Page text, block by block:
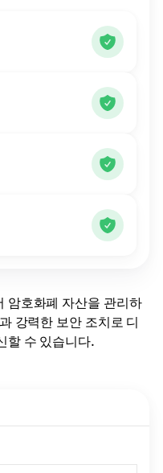
암호화폐 자산을 관리하
강력한 보안 조치로 디
할 수 있습니다.